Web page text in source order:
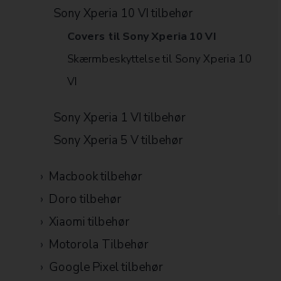
Sony Xperia 10 VI tilbehør
Covers til Sony Xperia 10 VI
Skærmbeskyttelse til Sony Xperia 10
VI
Sony Xperia 1 VI tilbehør
Sony Xperia 5 V tilbehør
Macbook tilbehør
Doro tilbehør
Xiaomi tilbehør
Motorola Tilbehør
Google Pixel tilbehør